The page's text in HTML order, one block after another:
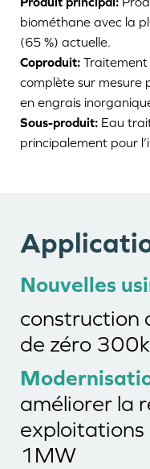
biométhane avec la
(65 %) actuelle.
Coproduit: Traitement
complète sur mesure
en engrais
Sous-produit: Eau
principalement pour
Nouvelles
construction
de zéro
améliorer la
1MW